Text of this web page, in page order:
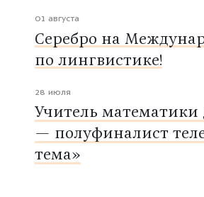
01 августа
Серебро на
по лингвистике!
28 июля
Учитель
— полуфиналист
тема»